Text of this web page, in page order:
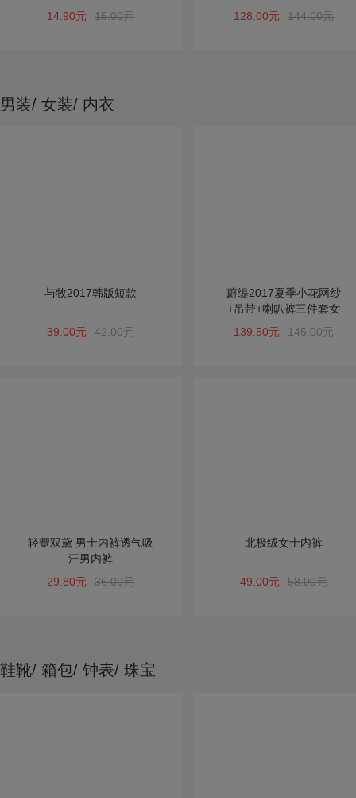
14.90元
15.00元
发头发增长液男女
128.00元 144.00元
男装/ 女装/ 内衣
与牧2017韩版短款
39.00元 42.00元
蔚缇2017夏季小花网纱
+吊带+喇叭裤三件套女
139.50元
145.00元
轻颦双黛 男士内裤透气吸
汗男内裤
29.80元
36.00元
北极绒女士内裤
49.00元 58.00元
鞋靴/ 箱包/ 钟表/ 珠宝